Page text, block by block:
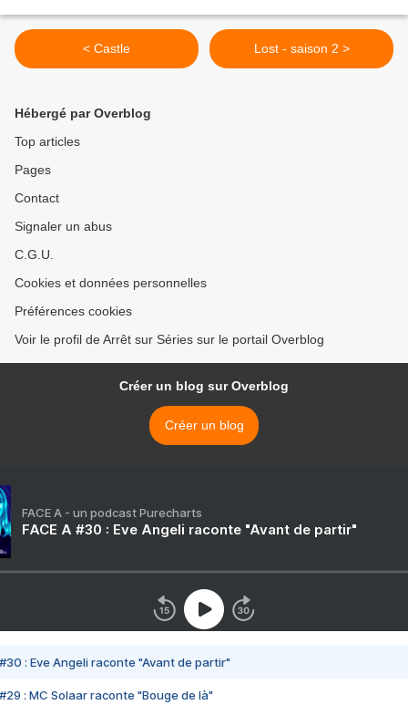
< Castle Lost - saison 2 >
Hébergé par Overblog
Top articles
Pages
Contact
Signaler un abus
C.G.U.
Cookies et données personnelles
Préférences cookies
Voir le profil de Arrêt sur Séries sur le portail Overblog
Créer un blog sur Overblog
Créer un blog
FACE A - un podcast Purecharts
FACE A #30 : Eve Angeli raconte "Avant de partir"
#30 : Eve Angeli raconte "Avant de partir"
#29 : MC Solaar raconte "Bouge de là"